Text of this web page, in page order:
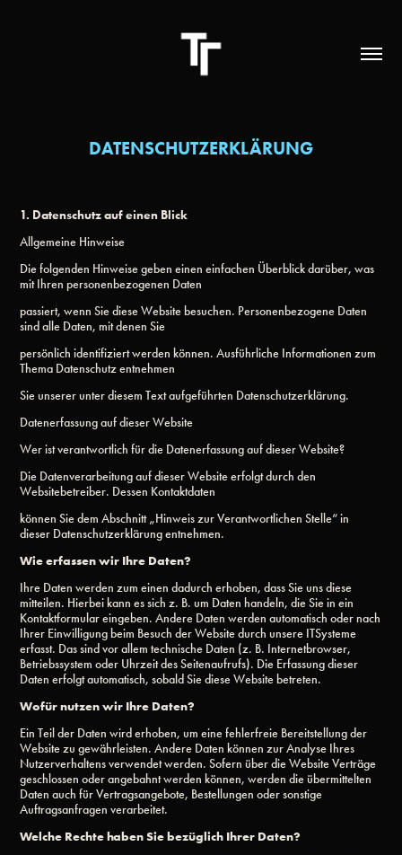
DATENSCHUTZERKLÄRUNG
1. Datenschutz auf einen Blick
Allgemeine Hinweise
Die folgenden Hinweise geben einen einfachen Überblick darüber, was
mit Ihren personenbezogenen Daten
passiert, wenn Sie diese Website besuchen. Personenbezogene Daten
sind alle Daten, mit denen Sie
persönlich identifiziert werden können. Ausführliche Informationen zum
Thema Datenschutz entnehmen
Sie unserer unter diesem Text aufgeführten Datenschutzerklärung.
Datenerfassung auf dieser Website
Wer ist verantwortlich für die Datenerfassung auf dieser Website?
Die Datenverarbeitung auf dieser Website erfolgt durch den
Websitebetreiber. Dessen Kontaktdaten
können Sie dem Abschnitt „Hinweis zur Verantwortlichen Stelle“ in
dieser Datenschutzerklärung entnehmen.
Wie erfassen wir Ihre Daten?
Ihre Daten werden zum einen dadurch erhoben, dass Sie uns diese
mitteilen. Hierbei kann es sich z. B. um Daten handeln, die Sie in ein
Kontaktformular eingeben. Andere Daten werden automatisch oder nach
Ihrer Einwilligung beim Besuch der Website durch unsere ITSysteme
erfasst. Das sind vor allem technische Daten (z. B. Internetbrowser,
Betriebssystem oder Uhrzeit des Seitenaufrufs). Die Erfassung dieser
Daten erfolgt automatisch, sobald Sie diese Website betreten.
Wofür nutzen wir Ihre Daten?
Ein Teil der Daten wird erhoben, um eine fehlerfreie Bereitstellung der
Website zu gewährleisten. Andere Daten können zur Analyse Ihres
Nutzerverhaltens verwendet werden. Sofern über die Website Verträge
geschlossen oder angebahnt werden können, werden die übermittelten
Daten auch für Vertragsangebote, Bestellungen oder sonstige
Auftragsanfragen verarbeitet.
Welche Rechte haben Sie bezüglich Ihrer Daten?